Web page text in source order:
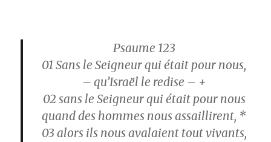
Psaume 123
01 Sans le Seigneur qui était pour nous,
– qu’Israël le redise – +
02 sans le Seigneur qui était pour nous
quand des hommes nous assaillirent, *
03 alors ils nous avalaient tout vivants,